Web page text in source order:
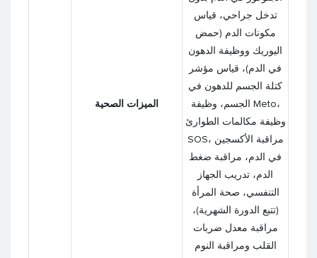
الميزات الصحية
تدخل جراحي، قياس
مكونات الدم (حمض
اليوريك ووظيفة الدهون
في الدم)، قياس مؤشر
كتلة الجسم للدهون في
الجسم، وظيفة Meto،
وظيفة مكالمات الطوارئ
SOS، مراقبة الأكسجين
في الدم، مراقبة ضغط
الدم، تدريب الجهاز
التنفسي، صحة المرأة
(تتبع الدورة الشهرية)،
مراقبة معدل ضربات
القلب ومراقبة النوم